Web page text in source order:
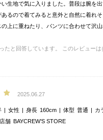
生地で気に入りました。普段は腕を出
あるので着てみると意外と自然に着れ
上に重ねたり、パンツに合わせて沢山
たと回答しています。
このレビュー
2025.06.27
女性 身長 160cm 体型 普通 カ
舗 BAYCREW’S STORE